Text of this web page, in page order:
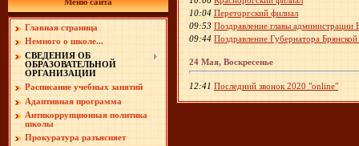
Меню сайта
Главная страница
Немного о школе...
СВЕДЕНИЯ ОБ
ОБРАЗОВАТЕЛЬНОЙ
ОРГАНИЗАЦИИ
Расписание учебных занятий
Адаптивная программа
Антикоррупционная политика
школы
Прокуратура разъясняет
10:04 Переторгский филиал
09:53 Поздравление главы
09:44 Поздравление Губернатора
24 Мая, Воскресенье
12:41 Последний звонок 2020 "online"